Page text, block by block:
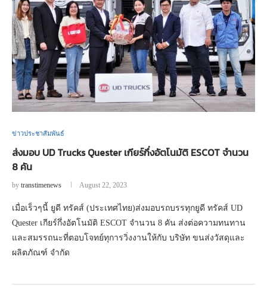
ข่าวประชาสัมพันธ์
ส่งมอบ UD Trucks Quester เกียร์กึ่งอัตโนมัติ ESCOT จำนวน
8 คัน
by transtimenews August 22, 2023
เมื่อเร็วๆนี้ ยูดี ทรัคส์ (ประเทศไทย)ส่งมอบรถบรรทุกยูดี ทรัคส์ UD
Quester เกียร์กึ่งอัตโนมัติ ESCOT จำนวน 8 คัน ส่งต่อความทนทาน
และสมรรถนะที่ตอบโจทย์ทุการวิ่งงานให้กับ บริษัท ขนส่งวัสดุและ
ผลิตภัณฑ์ จำกัด